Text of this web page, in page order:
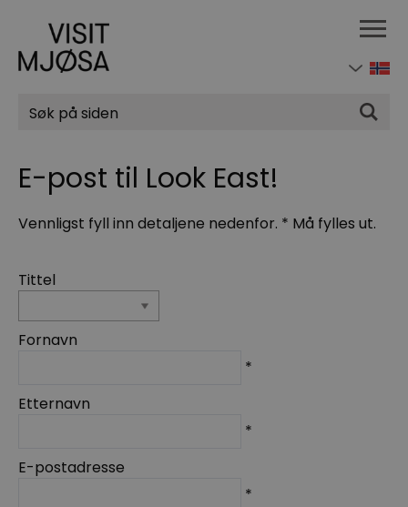
Søk
E-post til Look East!
Vennligst fyll inn detaljene nedenfor. * Må fylles ut.
Tittel
Fornavn
*
Etternavn
*
E-postadresse
*